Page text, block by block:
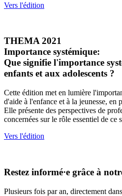
Vers l'édition
THEMA 2021
Importance systémique:
Que signifie l'importance
enfants et aux adolescents ?
Cette édition met en lumière
d'aide à l'enfance et à la jeunesse, en
Elle présente des perspectives de
concernées sur le rôle essentiel de ce
Vers l'édition
Restez informé·e grâce à
Plusieurs fois par an, directement